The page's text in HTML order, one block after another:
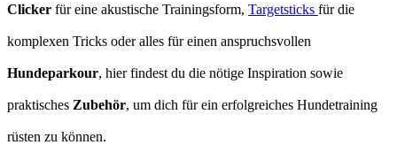
Clicker für eine akustische Trainingsform, Targetsticks für die
komplexen Tricks oder alles für einen anspruchsvollen
Hundeparkour, hier findest du die nötige Inspiration sowie
praktisches Zubehör, um dich für ein erfolgreiches Hundetraining
rüsten zu können.